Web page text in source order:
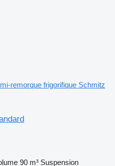
remorque frigorifique Schmitz
90 m³ Suspension